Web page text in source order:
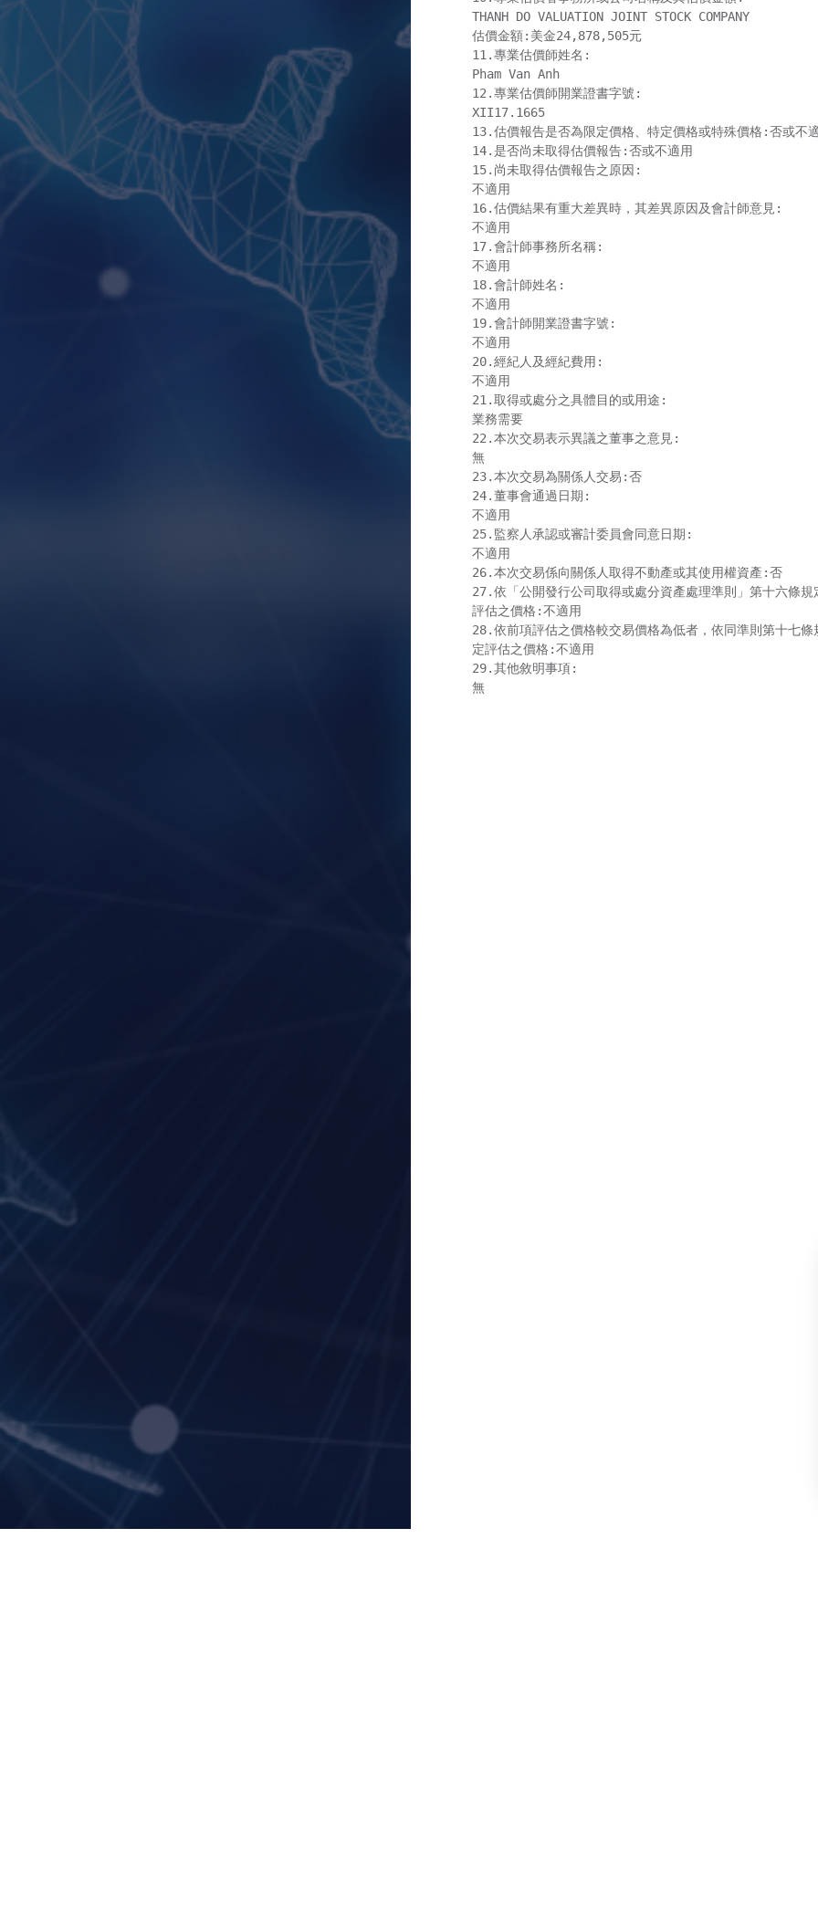
THANH DO VALUATION JOINT STOCK COMPANY
估價金額:美金24,878,505元
11.專業估價師姓名:
Pham Van Anh
12.專業估價師開業證書字號:
XII17.1665
13.估價報告是否為限定價格、特定價格或特殊價格:否或不
14.是否尚未取得估價報告:否或不適用
15.尚未取得估價報告之原因:
不適用
16.估價結果有重大差異時，其差異原因及會計師意見:
不適用
17.會計師事務所名稱:
不適用
18.會計師姓名:
不適用
19.會計師開業證書字號:
不適用
20.經紀人及經紀費用:
不適用
21.取得或處分之具體目的或用途:
業務需要
22.本次交易表示異議之董事之意見:
無
23.本次交易為關係人交易:否
24.董事會通過日期:
不適用
25.監察人承認或審計委員會同意日期:
不適用
26.本次交易係向關係人取得不動產或其使用權資產:否
27.依「公開發行公司取得或處分資產處理準則」第十六條規
評估之價格:不適用
28.依前項評估之價格較交易價格為低者，依同準則第十七條
定評估之價格:不適用
29.其他敘明事項:
無